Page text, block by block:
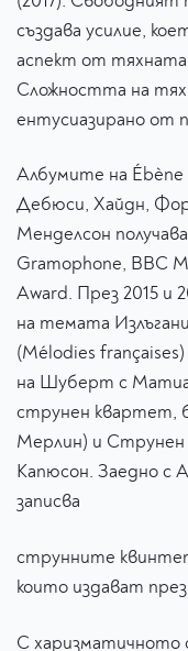
създава усилие,
аспект от
Сложността на
ентусиазирано от
Албумите на Ébène
Дебюси, Хайдн,
Менделсон
Gramophone, BBC
Award. През 2015 и
на темата
(Mélodies
на Шуберт с
струнен квартет,
Мерлин) и
Капюсон. Заедно
записва
струнните
които издават
С харизматичното